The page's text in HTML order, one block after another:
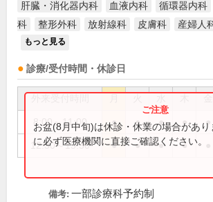
肝臓・消化器内科 血液内科 循環器内科
科
整形外科 放射線科 皮膚科 産婦人
もっと見る
診療/受付時間・休診日
8:00～11:00 ● ● ● ● ●
12:30～15:30 ● ● ● ●
お盆(8月中旬)は休診・休業の場合があ
に必ず医療機関に直接ご確認ください。
備考: 一部診療科予約制